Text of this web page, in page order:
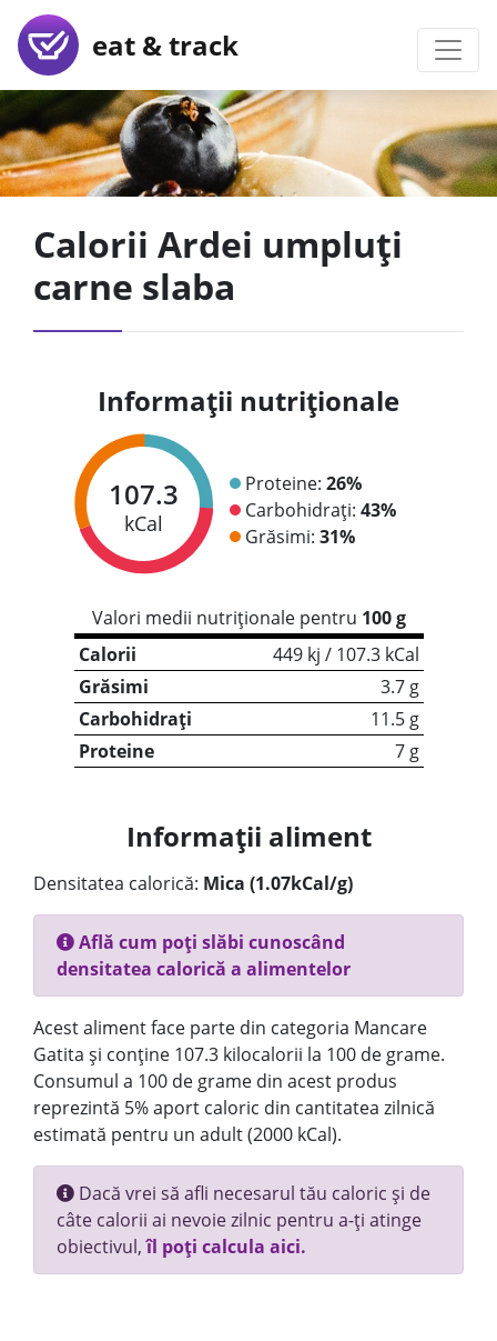
eat & track
Calorii Ardei umpluți
carne slaba
Informații nutriționale
107.3
kCal
Proteine: 26%
Carbohidrați: 43%
Grăsimi: 31%
Valori medii nutriționale pentru 100 g
Calorii
449 kj / 107.3 kCal
Grăsimi
3.7 g
Carbohidrați
11.5 g
Proteine
7 g
Informații aliment
Densitatea calorică: Mica (1.07kCal/g)
Află cum poți slăbi cunoscând
densitatea calorică a alimentelor
Acest aliment face parte din categoria Mancare
Gatita și conține 107.3 kilocalorii la 100 de grame.
Consumul a 100 de grame din acest produs
reprezintă 5% aport caloric din cantitatea zilnică
estimată pentru un adult (2000 kCal).
Dacă vrei să afli necesarul tău caloric și de
câte calorii ai nevoie zilnic pentru a-ți atinge
obiectivul,îl poți calcula aici.